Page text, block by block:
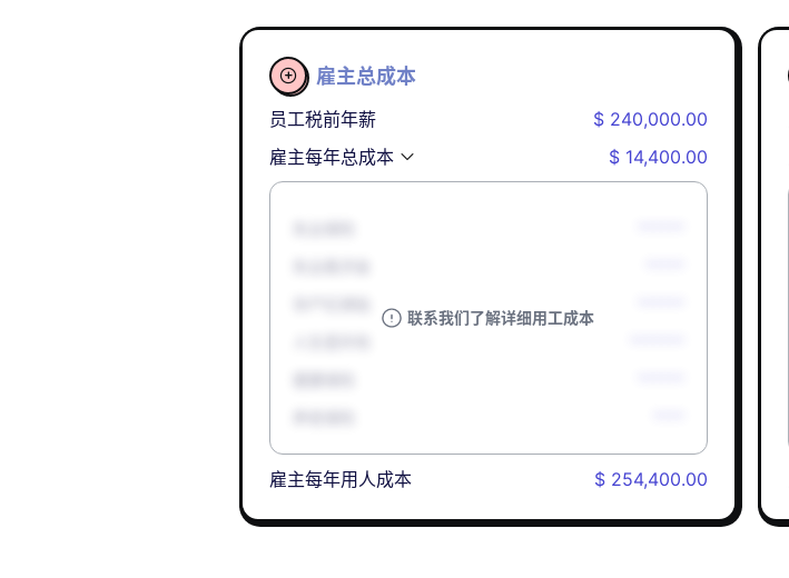
 雇主总成本
员工税前年薪
$ 240,000.00
雇主每年总成本
$ 14,400.00
联系我们了解详细用工成本
雇主每年用人成本 $ 254,400.00